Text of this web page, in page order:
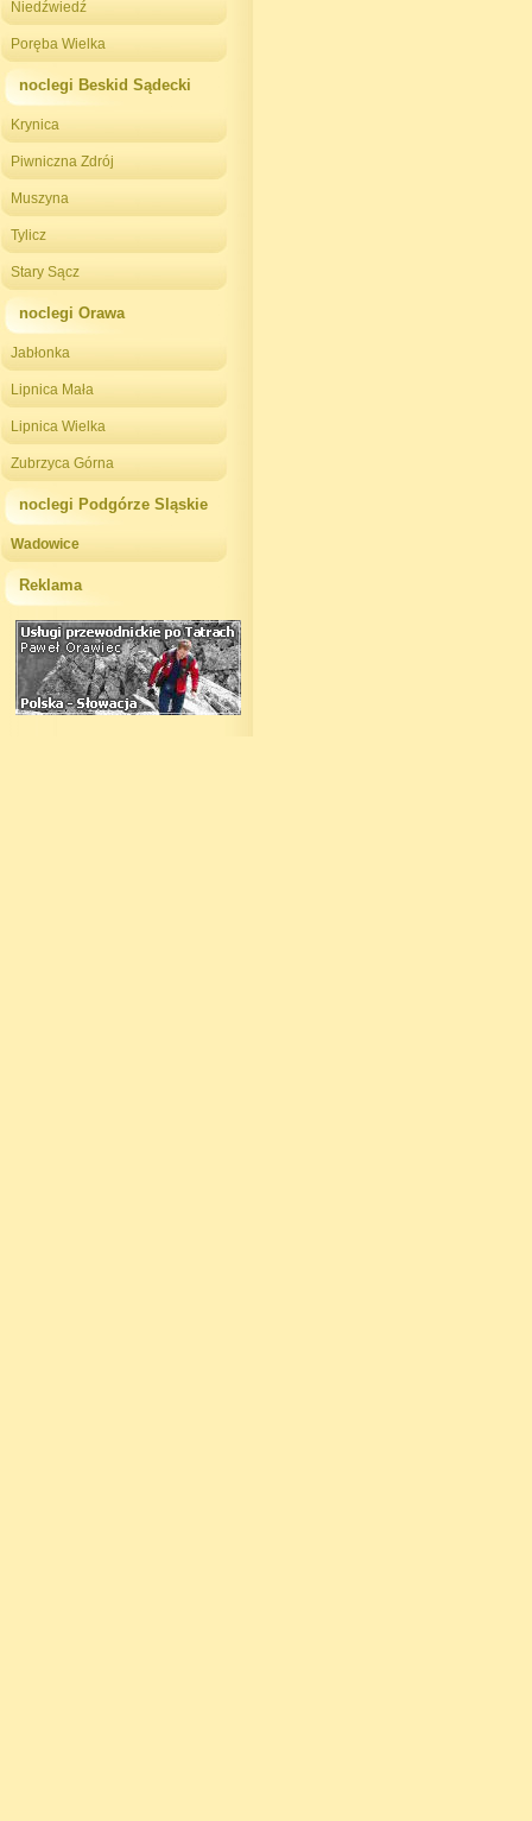
Niedźwiedź
Poręba Wielka
noclegi Beskid Sądecki
Krynica
Piwniczna Zdrój
Muszyna
Tylicz
Stary Sącz
noclegi Orawa
Jabłonka
Lipnica Mała
Lipnica Wielka
Zubrzyca Górna
noclegi Podgórze Sląskie
Wadowice
Reklama